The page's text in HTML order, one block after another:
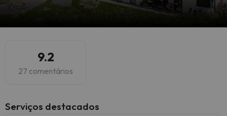
9.2
27 comentários
Serviços destacados